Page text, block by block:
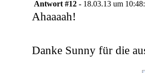
Antwort #12 - 18.03.13 um
Ahaaaah!
Danke Sunny für die